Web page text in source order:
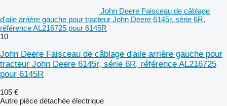
John Deere Faisceau de câblage
d'aile arrière gauche pour tracteur John Deere 6145r, série 6R,
référence AL216725 pour 6145R
10
John Deere Faisceau de câblage d'aile arrière gauche pour
tracteur John Deere 6145r, série 6R, référence AL216725
pour 6145R
105 €
Autre pièce détachée électrique